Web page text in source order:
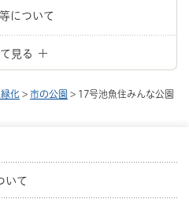
について
見る
化 > 市の公園 > 17号池魚住みんな公園
いて